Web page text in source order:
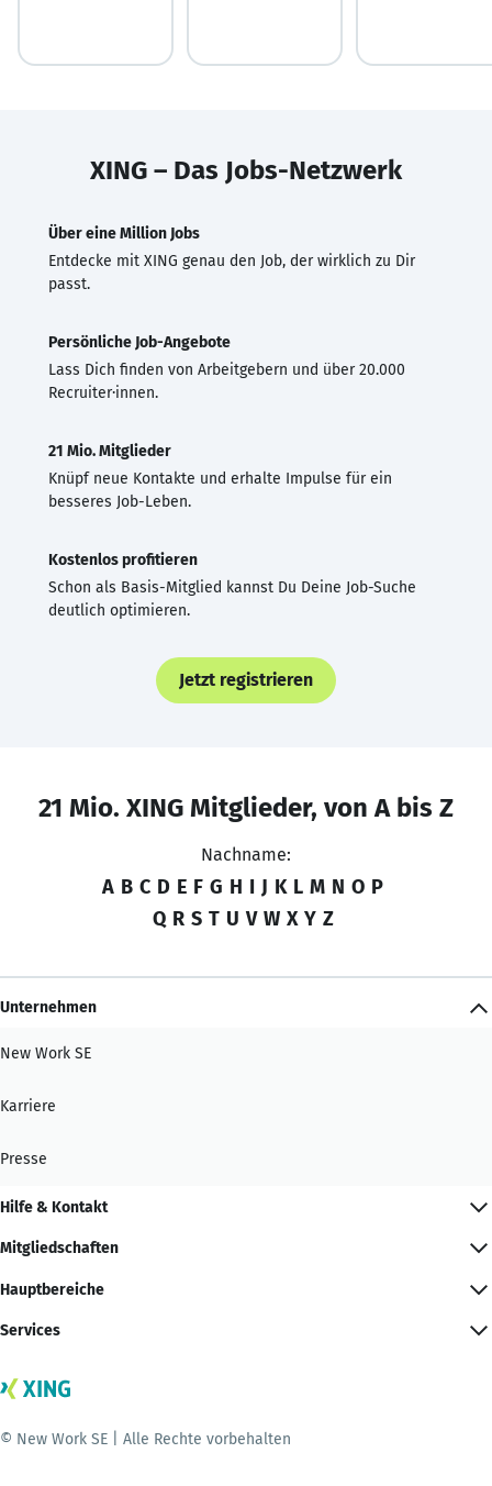
XING – Das Jobs-Netzwerk
Über eine Million Jobs
Entdecke mit XING genau den Job, der wirklich zu Dir
passt.
Persönliche Job-Angebote
Lass Dich finden von Arbeitgebern und über 20.000
Recruiter·innen.
21 Mio. Mitglieder
Knüpf neue Kontakte und erhalte Impulse für ein
besseres Job-Leben.
Kostenlos profitieren
Schon als Basis-Mitglied kannst Du Deine Job-Suche
deutlich optimieren.
Jetzt registrieren
21 Mio. XING Mitglieder, von A bis Z
Nachname:
A B C D E F G H I J K L M N O P
Q R S T U V W X Y Z
Unternehmen
New Work SE
Karriere
Presse
Hilfe & Kontakt
Mitgliedschaften
Hauptbereiche
Services
© New Work SE | Alle Rechte vorbehalten